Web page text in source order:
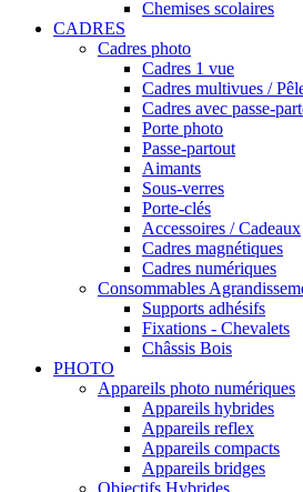
Chemises scolaires
CADRES
Cadres photo
Cadres 1 vue
Cadres multivues /
Cadres avec passe-
Porte photo
Passe-partout
Aimants
Sous-verres
Porte-clés
Accessoires / Cadeaux
Cadres magnétiques
Cadres numériques
Consommables
Supports adhésifs
Fixations - Chevalets
Châssis Bois
PHOTO
Appareils photo numériques
Appareils hybrides
Appareils reflex
Appareils compacts
Appareils bridges
Objectifs Hybrides